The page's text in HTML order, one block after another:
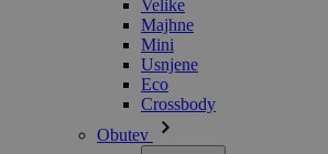
Velike
Majhne
Mini
Usnjene
Eco
Crossbody
Obutev